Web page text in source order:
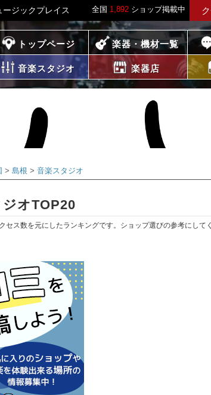
全国 1,892 ショップ掲載中
ジックプレイス
トップページ 楽器・機材一覧
音楽スタジオ 楽器店
島根 音楽スタジオ
オTOP20
セス数を元にしたランキングです。ショップ選びの参考にして